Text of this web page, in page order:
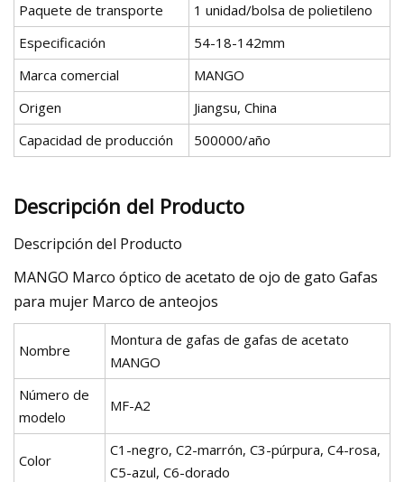
Paquete de transporte
1 unidad/bolsa de polietileno
Especificación
54-18-142mm
Marca comercial
MANGO
Origen
Jiangsu, China
Capacidad de producción
500000/año
Descripción del Producto
Descripción del Producto
MANGO Marco óptico de acetato de ojo de gato Gafas
para mujer Marco de anteojos
Nombre
Montura de gafas de gafas de acetato
MANGO
Número de
modelo
MF-A2
Color
C1-negro, C2-marrón, C3-púrpura, C4-rosa,
C5-azul, C6-dorado